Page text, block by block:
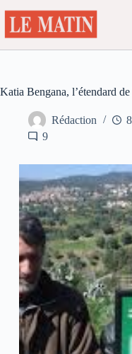
au
contenu
Katia Bengana, l’étendard
Rédaction
9